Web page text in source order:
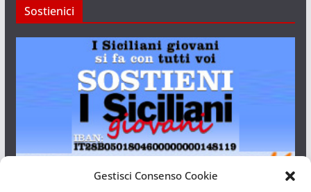
Gestisci Consenso Cookie
Sostienici